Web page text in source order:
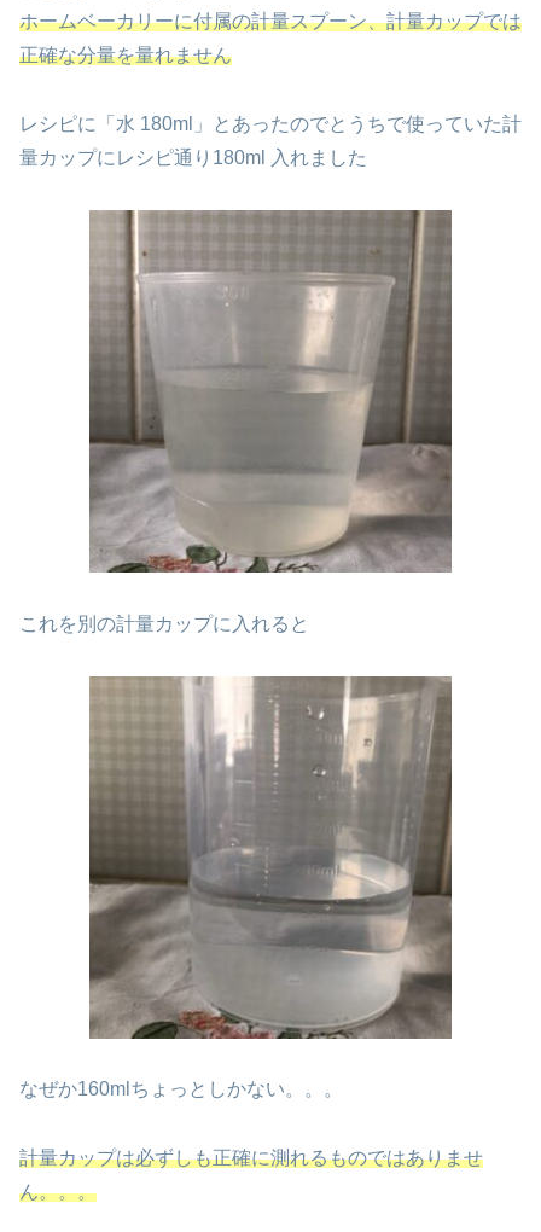
ホームベーカリーに付属の計量スプーン、計量カップでは
正確な分量を量れません
レシピに「水 180ml」とあったのでとうちで使っていた計
量カップにレシピ通り180ml 入れました
これを別の計量カップに入れると
なぜか160mlちょっとしかない。。。
計量カップは必ずしも正確に測れるものではありませ
ん。。。